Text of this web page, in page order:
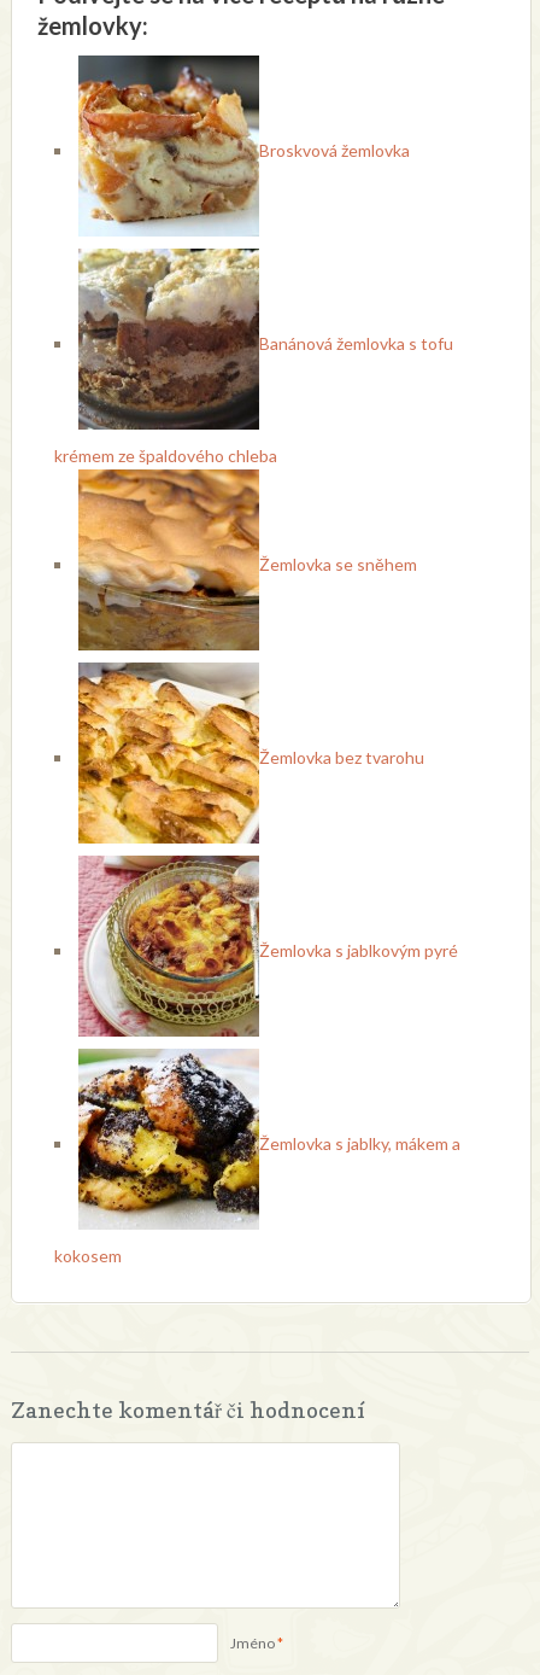
žemlovky:
Broskvová žemlovka
Banánová žemlovka s tofu
krémem ze špaldového chleba
Žemlovka se sněhem
Žemlovka bez tvarohu
Žemlovka s jablkovým pyré
Žemlovka s jablky, mákem a
kokosem
Zanechte komentář či hodnocení
Jméno*